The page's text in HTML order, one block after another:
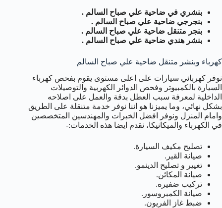
بنشري في ضاحية علي صباح السالم .
بنجرجي ضاحية علي صباح السالم .
بنجر متنقل ضاحية علي صباح السالم .
بنشر هندي ضاحية علي صباح السالم .
كهرباء وبنشر متنقل ضاحية علي صباح السالم
نوفر كهربائي سيارات على اعلى مستوى يقوم بفحص كهرباء
السيارة بالكمبيوتر وفحص الدوائر الكهربية والتوصيلات
الداخلية لمعرفة سبب العطل بدقة والعمل على اصلاحه
بشكل نهائي، وما يميزنا هو اننا نوفر خدمة متنقلة على الطريق
وامام المنزل ونوفر افضل الخبرات والمهندسين المتخصصين
في الكهرباء والميكانيكا، نقدم ايضا هذه الخدمات:-
تصليح مكيف السيارة.
صيانة القير.
تغيير و تصليح الدينمو.
صيانة المكائن.
تركيب ضفيره.
صيانة الكمبروسور.
ضبط غاز الفريون.